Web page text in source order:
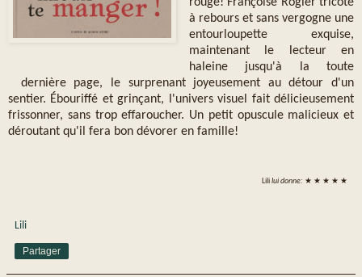
à rebours et sans vergogne une
entourloupette exquise,
maintenant le lecteur en
haleine jusqu'à la toute
dernière page, le surprenant joyeusement au détour d'un
sentier. Ébouriffé et grinçant, l'univers visuel fait délicieusement
frissonner, sans trop effaroucher. Un petit opuscule malicieux et
déroutant qu'il fera bon dévorer en famille!
Lililui donne: ★ ★ ★ ★ ★
Lili
Partager